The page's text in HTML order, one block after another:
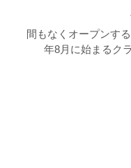
間もなくオープンす
年8月に始まるク